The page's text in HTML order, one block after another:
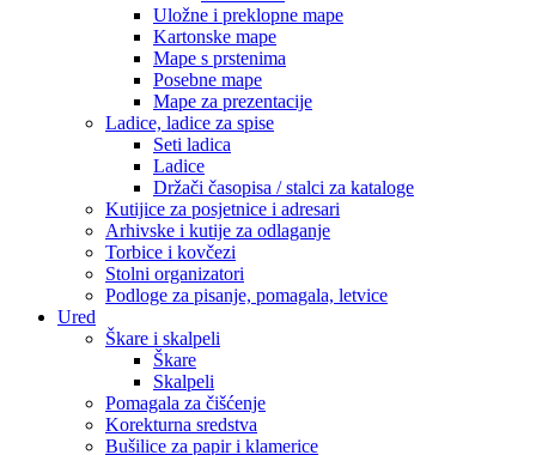
Uložne i preklopne mape
Kartonske mape
Mape s prstenima
Posebne mape
Mape za prezentacije
Ladice, ladice za spise
Seti ladica
Ladice
Držači časopisa / stalci za kataloge
Kutijice za posjetnice i adresari
Arhivske i kutije za odlaganje
Torbice i kovčezi
Stolni organizatori
Podloge za pisanje, pomagala, letvice
Ured
Škare i skalpeli
Škare
Skalpeli
Pomagala za čišćenje
Korekturna sredstva
Bušilice za papir i klamerice